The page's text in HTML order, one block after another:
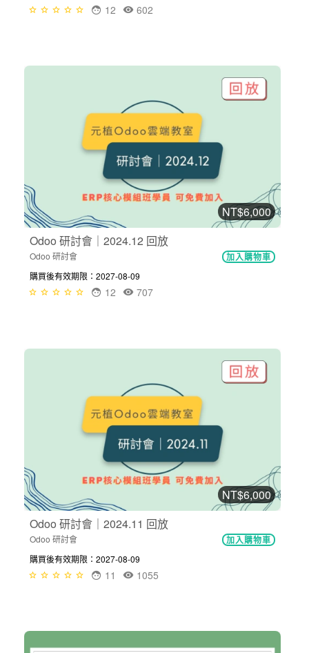
602
12
NT$6,000
Odoo 研討會｜2024.12 回放
Odoo 研討會 加入購物車
購買後有效期限：2027-08-09
707
12
NT$6,000
Odoo 研討會｜2024.11 回放
Odoo 研討會 加入購物車
購買後有效期限：2027-08-09
1055
11